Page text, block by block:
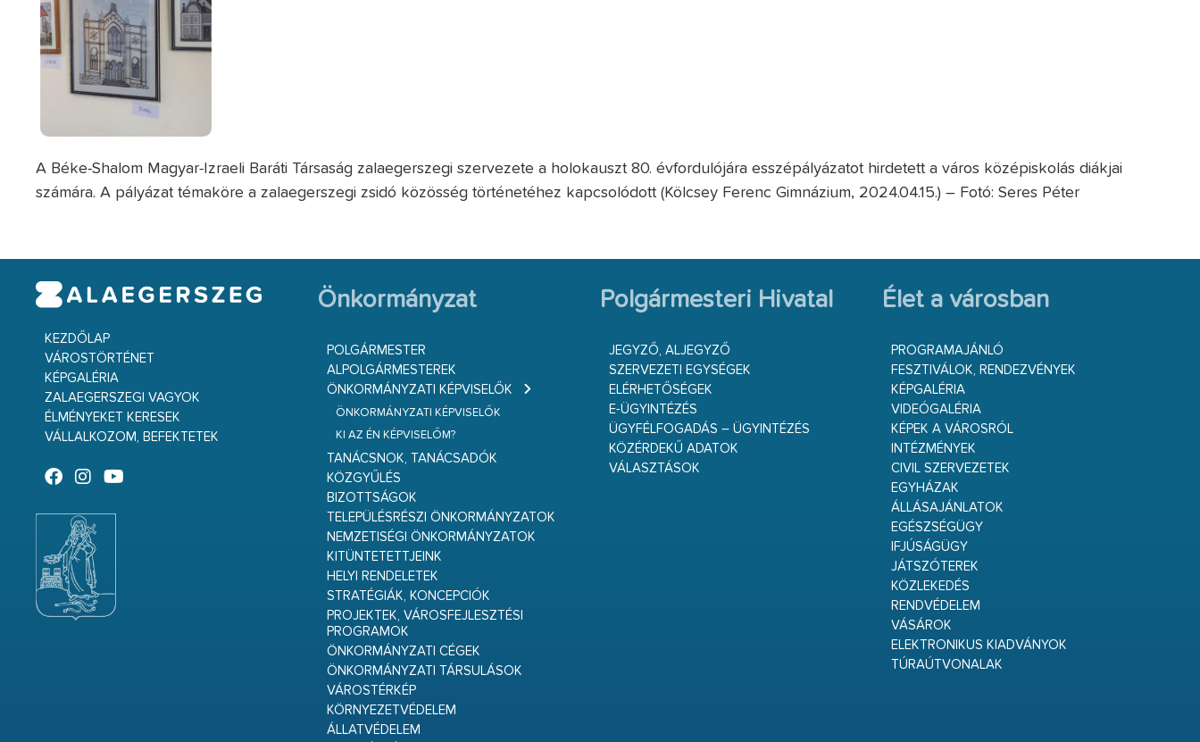
A Béke-Shalom Magyar-Izraeli Baráti Társaság zalaegerszegi szervezete a holokauszt 80. évfordulójára esszépályázatot hirdetett a város középiskolás diákjai
számára. A pályázat témaköre a zalaegerszegi zsidó közösség történetéhez kapcsolódott (Kölcsey Ferenc Gimnázium, 2024.04.15.) – Fotó: Seres Péter
KEZDŐLAP
VÁROSTÖRTÉNET
KÉPGALÉRIA
ZALAEGERSZEGI VAGYOK
ÉLMÉNYEKET KERESEK
VÁLLALKOZOM, BEFEKTETEK
Önkormányzat
POLGÁRMESTER
ALPOLGÁRMESTEREK
ÖNKORMÁNYZATI KÉPVISELŐK
ÖNKORMÁNYZATI KÉPVISELŐK
KI AZ ÉN KÉPVISELŐM?
TANÁCSNOK, TANÁCSADÓK
KÖZGYŰLÉS
BIZOTTSÁGOK
TELEPÜLÉSRÉSZI ÖNKORMÁNYZATOK
NEMZETISÉGI ÖNKORMÁNYZATOK
KITÜNTETETTJEINK
HELYI RENDELETEK
STRATÉGIÁK, KONCEPCIÓK
PROJEKTEK, VÁROSFEJLESZTÉSI
PROGRAMOK
ÖNKORMÁNYZATI CÉGEK
ÖNKORMÁNYZATI TÁRSULÁSOK
VÁROSTÉRKÉP
KÖRNYEZETVÉDELEM
ÁLLATVÉDELEM
Polgármesteri Hivatal
JEGYZŐ, ALJEGYZŐ
SZERVEZETI EGYSÉGEK
ELÉRHETŐSÉGEK
E-ÜGYINTÉZÉS
ÜGYFÉLFOGADÁS – ÜGYINTÉZÉS
KÖZÉRDEKŰ ADATOK
VÁLASZTÁSOK
Élet a városban
PROGRAMAJÁNLÓ
FESZTIVÁLOK, RENDEZVÉNYEK
KÉPGALÉRIA
VIDEÓGALÉRIA
KÉPEK A VÁROSRÓL
INTÉZMÉNYEK
CIVIL SZERVEZETEK
EGYHÁZAK
ÁLLÁSAJÁNLATOK
EGÉSZSÉGÜGY
IFJÚSÁGÜGY
JÁTSZÓTEREK
KÖZLEKEDÉS
RENDVÉDELEM
VÁSÁROK
ELEKTRONIKUS KIADVÁNYOK
TÚRAÚTVONALAK